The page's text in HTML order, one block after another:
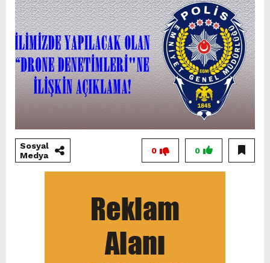
Sosyal
Medya
0
0